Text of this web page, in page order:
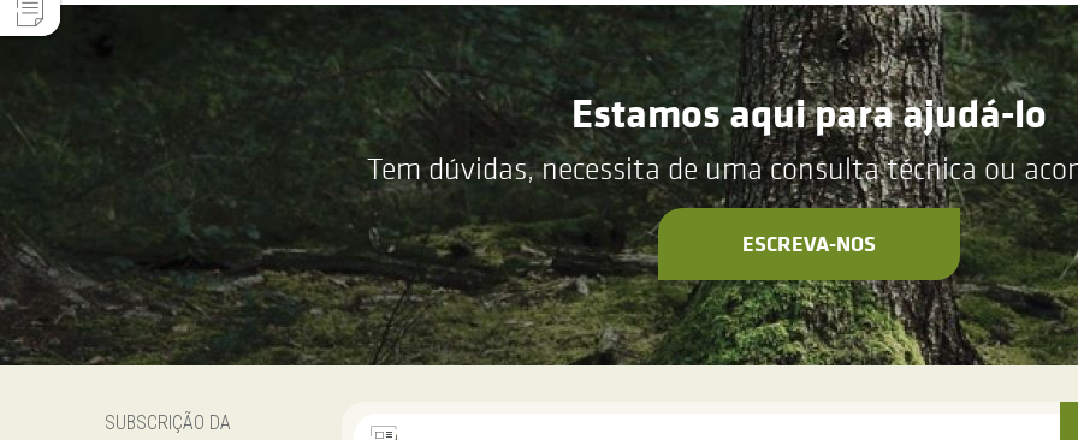
Estamos aqui para ajudá-lo
Tem dúvidas, necessita de uma consulta técnica ou
ESCREVA-NOS
SUBSCRIÇÃO DA